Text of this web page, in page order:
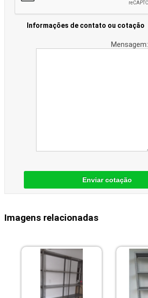
Informações de contato ou cotação
Mensagem:
Enviar cotação
Imagens relacionadas